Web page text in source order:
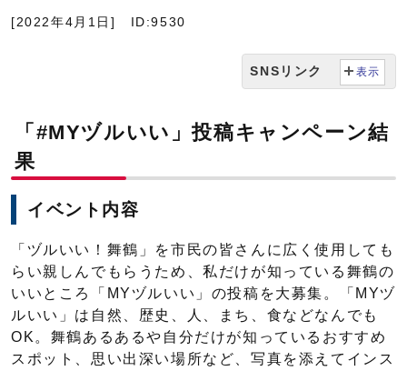
[2022年4月1日] ID:9530
SNSリンク 表示
「#MYヅルいい」投稿キャンペーン結
果
イベント内容
「ヅルいい！舞鶴」を市民の皆さんに広く使用しても
らい親しんでもらうため、私だけが知っている舞鶴の
いいところ「MYヅルいい」の投稿を大募集。「MYヅ
ルいい」は自然、歴史、人、まち、食などなんでも
OK。舞鶴あるあるや自分だけが知っているおすすめ
スポット、思い出深い場所など、写真を添えてインス